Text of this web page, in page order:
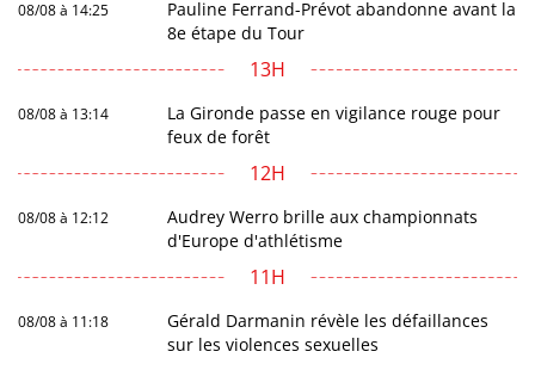
08/08 à 14:25
Pauline Ferrand-Prévot abandonne avant la
8e étape du Tour
13H
08/08 à 13:14
La Gironde passe en vigilance rouge pour
feux de forêt
12H
08/08 à 12:12
Audrey Werro brille aux championnats
d'Europe d'athlétisme
11H
08/08 à 11:18
Gérald Darmanin révèle les défaillances
sur les violences sexuelles